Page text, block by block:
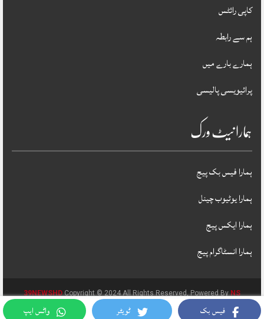
فیس بک ٹویٹر واٹس ایپ
کاپی رائٹس
ہم سے رابطہ
ہمارے بارے میں
پرائیویسی پالیسی
ہمارا نیٹ ورک
ہمارا فیس بک پیج
ہمارا یوٹیوب چینل
ہمارا ایکس پیج
ہمارا انسٹاگرام پیج
39NEWSHDCopyright © 2024 All Rights Reserved, Powered ByNS
MICROTECHNOLOGIES PVT LTD